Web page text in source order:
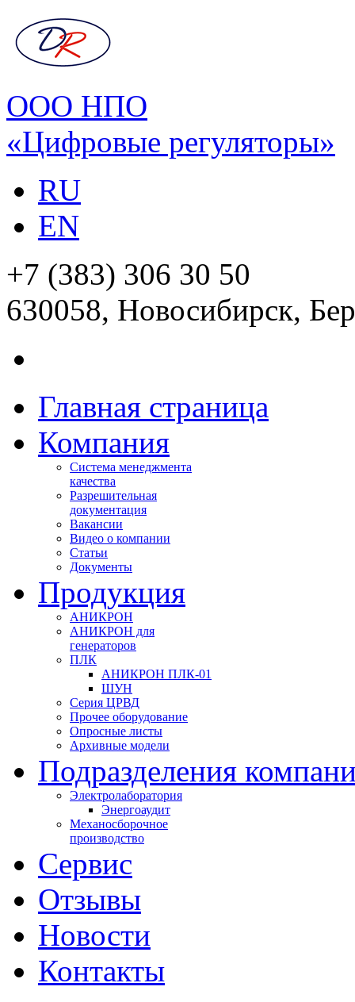
ООО НПО
«Цифровые регуляторы»
RU
EN
+7 (383) 306 30 50
630058, Новосибирск,
Главная страница
Компания
Система менеджмента
качества
Разрешительная
документация
Вакансии
Видео о компании
Статьи
Документы
Продукция
АНИКРОН
АНИКРОН для
генераторов
ПЛК
АНИКРОН ПЛК-01
ШУН
Серия ЦРВД
Прочее оборудование
Опросные листы
Архивные модели
Подразделения
Электролаборатория
Энергоаудит
Механосборочное
производство
Сервис
Отзывы
Новости
Контакты